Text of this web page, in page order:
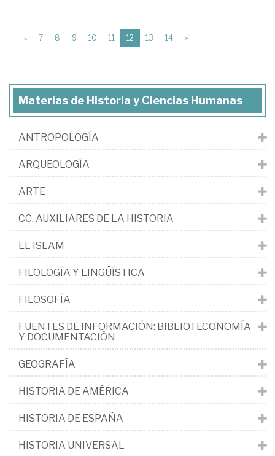
« 7 8 9 10 11 12 (current)
13 14 »
Materias de Historia y Ciencias Humanas
ANTROPOLOGÍA
ARQUEOLOGÍA
ARTE
CC. AUXILIARES DE LA HISTORIA
EL ISLAM
FILOLOGÍA Y LINGÜÍSTICA
FILOSOFÍA
FUENTES DE INFORMACIÓN: BIBLIOTECONOMÍA
Y DOCUMENTACIÓN
GEOGRAFÍA
HISTORIA DE AMÉRICA
HISTORIA DE ESPAÑA
HISTORIA UNIVERSAL